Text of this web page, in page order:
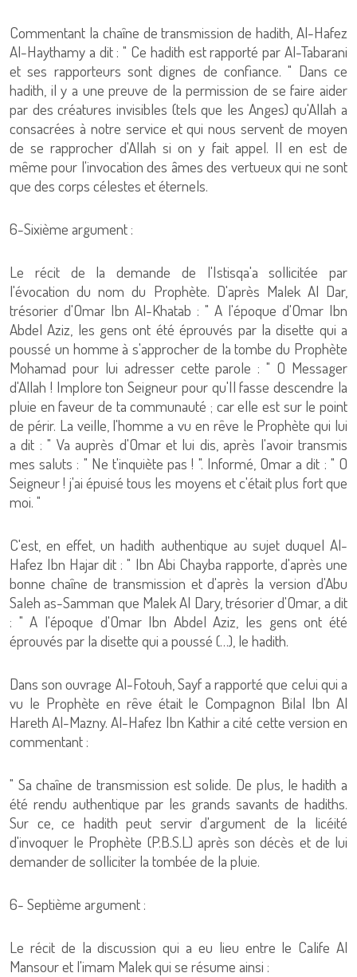
Commentant la chaîne de transmission de hadith, Al-Hafez
Al-Haythamy a dit : " Ce hadith est rapporté par Al-Tabarani
et ses rapporteurs sont dignes de confiance. " Dans ce
hadith, il y a une preuve de la permission de se faire aider
par des créatures invisibles (tels que les Anges) qu'Allah a
consacrées à notre service et qui nous servent de moyen
de se rapprocher d'Allah si on y fait appel. Il en est de
même pour l'invocation des âmes des vertueux qui ne sont
que des corps célestes et éternels.
6-Sixième argument :
Le récit de la demande de l'Istisqa'a sollicitée par
l'évocation du nom du Prophète. D'après Malek Al Dar,
trésorier d'Omar Ibn Al-Khatab : " A l'époque d'Omar Ibn
Abdel Aziz, les gens ont été éprouvés par la disette qui a
poussé un homme à s'approcher de la tombe du Prophète
Mohamad pour lui adresser cette parole : " O Messager
d'Allah ! Implore ton Seigneur pour qu'Il fasse descendre la
pluie en faveur de ta communauté ; car elle est sur le point
de périr. La veille, l'homme a vu en rêve le Prophète qui lui
a dit : " Va auprès d'Omar et lui dis, après l'avoir transmis
mes saluts : " Ne t'inquiète pas ! ". Informé, Omar a dit : " O
Seigneur ! j'ai épuisé tous les moyens et c'était plus fort que
moi. "
C'est, en effet, un hadith authentique au sujet duquel Al-
Hafez Ibn Hajar dit : " Ibn Abi Chayba rapporte, d'après une
bonne chaîne de transmission et d'après la version d'Abu
Saleh as-Samman que Malek Al Dary, trésorier d'Omar, a dit
: " A l'époque d'Omar Ibn Abdel Aziz, les gens ont été
éprouvés par la disette qui a poussé (…), le hadith.
Dans son ouvrage Al-Fotouh, Sayf a rapporté que celui qui a
vu le Prophète en rêve était le Compagnon Bilal Ibn Al
Hareth Al-Mazny. Al-Hafez Ibn Kathir a cité cette version en
commentant :
" Sa chaîne de transmission est solide. De plus, le hadith a
été rendu authentique par les grands savants de hadiths.
Sur ce, ce hadith peut servir d'argument de la licéité
d'invoquer le Prophète (P.B.S.L) après son décès et de lui
demander de solliciter la tombée de la pluie.
6- Septième argument :
Le récit de la discussion qui a eu lieu entre le Calife Al
Mansour et l'imam Malek qui se résume ainsi :